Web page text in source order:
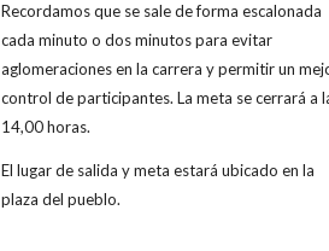
Recordamos que se sale de forma escalonada
cada minuto o dos minutos para evitar
aglomeraciones en la carrera y permitir un
control de participantes. La meta se cerrará a
14,00 horas.
El lugar de salida y meta estará ubicado en la
plaza del pueblo.